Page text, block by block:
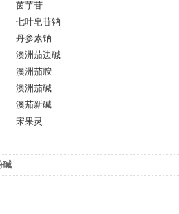
茵芋苷
七叶皂苷钠
丹参素钠
澳洲茄边碱
澳洲茄胺
澳洲茄碱
澳茄新碱
宋果灵
碱